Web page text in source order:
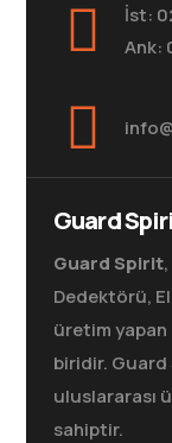
İst:
Ank:
Guard
Guard Spirit
Dedektörü,
üretim yapan
biridir. Guard
uluslararası
sahiptir.